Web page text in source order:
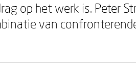
op het werk is. Peter
van